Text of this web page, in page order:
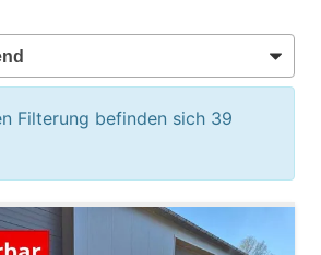
Filterung befinden sich 39